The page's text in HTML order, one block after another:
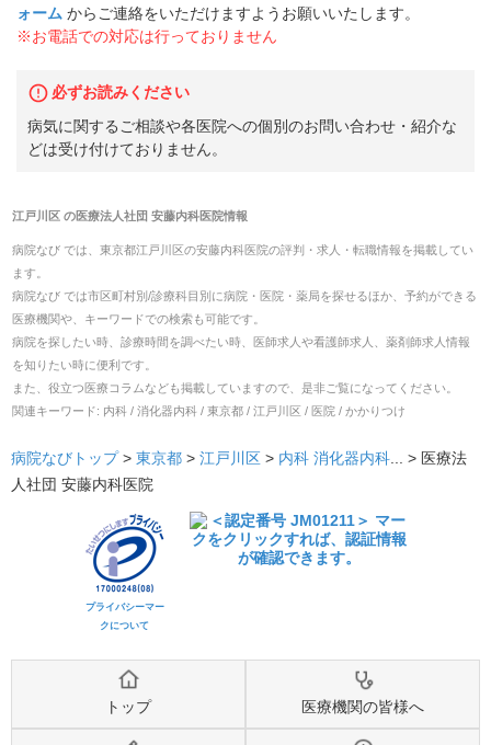
ォーム からご連絡をいただけますようお願いいたします。
※お電話での対応は行っておりません
必ずお読みください
病気に関するご相談や各医院への個別のお問い合わせ・紹介な
どは受け付けておりません。
江戸川区の医療法人社団 安藤内科医院情報
病院なび では、 東京都江戸川区の安藤内科医院の評判・求人・転職情報を掲載してい
ます。
病院なび では市区町村別/診療科目別に病院・医院・薬局を探せるほか、予約ができる
医療機関や、キーワードでの検索も可能です。
病院を探したい時、診療時間を調べたい時、医師求人や看護師求人、薬剤師求人情報
を知りたい時に便利です。
また、役立つ医療コラムなども掲載していますので、是非ご覧になってください。
関連キーワード: 内科 / 消化器内科 / 東京都 / 江戸川区 / 医院 / かかりつけ
病院なびトップ > 東京都 > 江戸川区 > 内科 消化器内科... > 医療法
人社団 安藤内科医院
プライバシーマー
クについて
トップ 医療機関の皆様へ